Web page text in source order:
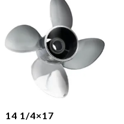
14 1/4×17